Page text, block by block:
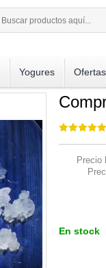
Yogures
Precio
En stock